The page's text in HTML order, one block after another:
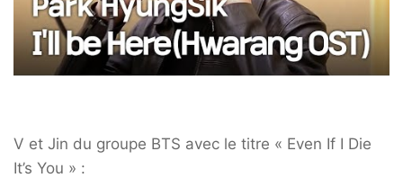
V et Jin du groupe BTS avec le titre « Even If I Die
It’s You » :